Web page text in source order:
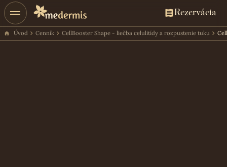
Rezervácia
Úvod Cenník CellBooster Shape - liečba celulitídy a rozpustenie tuku